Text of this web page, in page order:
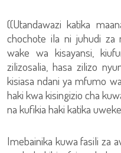
((Utandawazi katika
chochote ila ni juhudi za
wake wa kisayansi,
zilizosalia, hasa zilizo
kisiasa ndani ya mfumo
haki kwa kisingizio cha
na kufikia haki katika
Imebainika kuwa fasili za